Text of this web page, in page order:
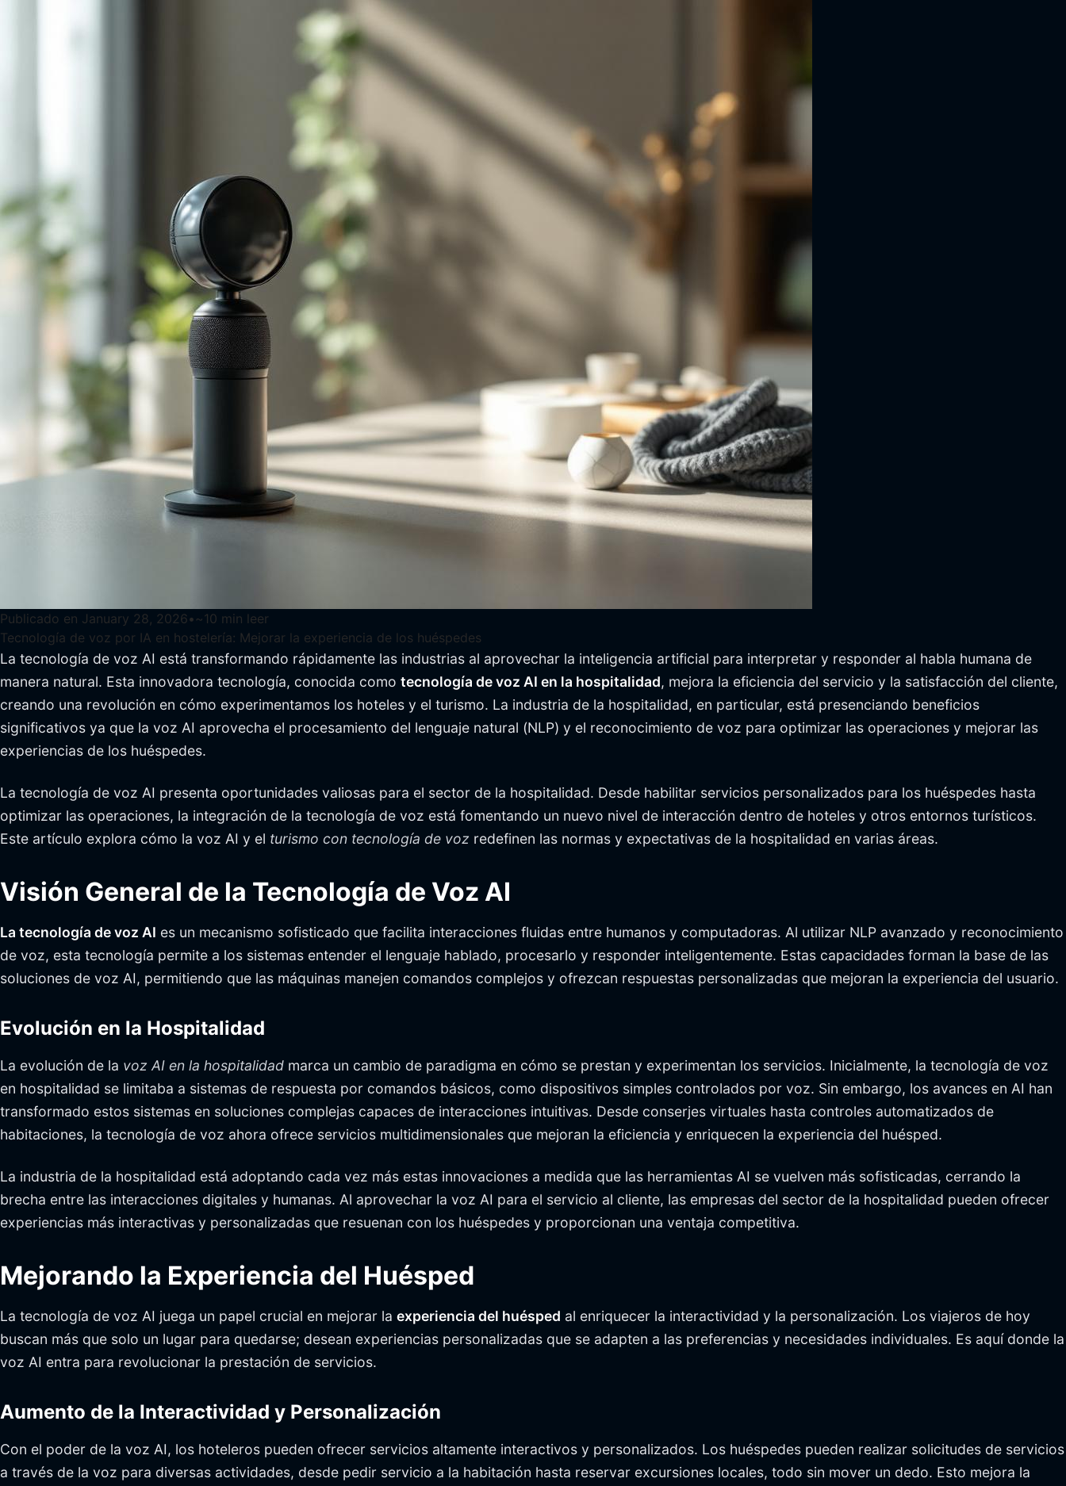
Publicado en January 28, 2026• ~10 min leer
Tecnología de voz por IA en hostelería: Mejorar la experiencia de los huéspedes
La tecnología de voz AI está transformando rápidamente las industrias al aprovechar la inteligencia artificial para interpretar y responder al habla humana de
manera natural. Esta innovadora tecnología, conocida como tecnología de voz AI en la hospitalidad, mejora la eficiencia del servicio y la satisfacción del cliente,
creando una revolución en cómo experimentamos los hoteles y el turismo. La industria de la hospitalidad, en particular, está presenciando beneficios
significativos ya que la voz AI aprovecha el procesamiento del lenguaje natural (NLP) y el reconocimiento de voz para optimizar las operaciones y mejorar las
experiencias de los huéspedes.
La tecnología de voz AI presenta oportunidades valiosas para el sector de la hospitalidad. Desde habilitar servicios personalizados para los huéspedes hasta
optimizar las operaciones, la integración de la tecnología de voz está fomentando un nuevo nivel de interacción dentro de hoteles y otros entornos turísticos.
Este artículo explora cómo la voz AI y el turismo con tecnología de voz redefinen las normas y expectativas de la hospitalidad en varias áreas.
Visión General de la Tecnología de Voz AI
La tecnología de voz AI es un mecanismo sofisticado que facilita interacciones fluidas entre humanos y computadoras. Al utilizar NLP avanzado y reconocimiento
de voz, esta tecnología permite a los sistemas entender el lenguaje hablado, procesarlo y responder inteligentemente. Estas capacidades forman la base de las
soluciones de voz AI, permitiendo que las máquinas manejen comandos complejos y ofrezcan respuestas personalizadas que mejoran la experiencia del usuario.
Evolución en la Hospitalidad
La evolución de la voz AI en la hospitalidad marca un cambio de paradigma en cómo se prestan y experimentan los servicios. Inicialmente, la tecnología de voz
en hospitalidad se limitaba a sistemas de respuesta por comandos básicos, como dispositivos simples controlados por voz. Sin embargo, los avances en AI han
transformado estos sistemas en soluciones complejas capaces de interacciones intuitivas. Desde conserjes virtuales hasta controles automatizados de
habitaciones, la tecnología de voz ahora ofrece servicios multidimensionales que mejoran la eficiencia y enriquecen la experiencia del huésped.
La industria de la hospitalidad está adoptando cada vez más estas innovaciones a medida que las herramientas AI se vuelven más sofisticadas, cerrando la
brecha entre las interacciones digitales y humanas. Al aprovechar la voz AI para el servicio al cliente, las empresas del sector de la hospitalidad pueden ofrecer
experiencias más interactivas y personalizadas que resuenan con los huéspedes y proporcionan una ventaja competitiva.
Mejorando la Experiencia del Huésped
La tecnología de voz AI juega un papel crucial en mejorar la experiencia del huésped al enriquecer la interactividad y la personalización. Los viajeros de hoy
buscan más que solo un lugar para quedarse; desean experiencias personalizadas que se adapten a las preferencias y necesidades individuales. Es aquí donde la
voz AI entra para revolucionar la prestación de servicios.
Aumento de la Interactividad y Personalización
Con el poder de la voz AI, los hoteleros pueden ofrecer servicios altamente interactivos y personalizados. Los huéspedes pueden realizar solicitudes de servicios
a través de la voz para diversas actividades, desde pedir servicio a la habitación hasta reservar excursiones locales, todo sin mover un dedo. Esto mejora la